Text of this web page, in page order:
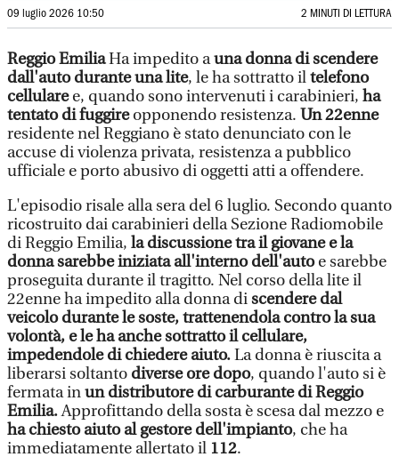
09 luglio 2026 10:50 2 MINUTI DI LETTURA
Reggio EmiliaHa impedito auna donna di scendere
dall'auto durante una lite, le ha sottratto iltelefono
cellularee, quando sono intervenuti i carabinieri, ha
tentato di fuggireopponendo resistenza. Un 22enne
residente nel Reggiano è stato denunciato con le
accuse di violenza privata, resistenza a pubblico
ufficiale e porto abusivo di oggetti atti a offendere.
L'episodio risale alla sera del 6 luglio. Secondo quanto
ricostruito dai carabinieri della Sezione Radiomobile
di Reggio Emilia, la discussione tra il giovane e la
donna sarebbe iniziata all'interno dell'autoe sarebbe
proseguita durante il tragitto. Nel corso della lite il
22enne ha impedito alla donna discendere dal
veicolo durante le soste, trattenendola contro la sua
volontà, e le ha anche sottratto il cellulare,
impedendole di chiedere aiuto.La donna è riuscita a
liberarsi soltanto diverse ore dopo, quando l'auto si è
fermata inun distributore di carburante di Reggio
Emilia.Approfittando della sosta è scesa dal mezzo e
ha chiesto aiuto al gestore dell'impianto, che ha
immediatamente allertato il 112.